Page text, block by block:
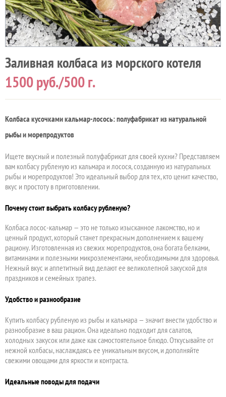
Заливная колбаса из морского котеля
1500руб./500 г.
Колбаса кусочками кальмар-лосось: полуфабрикат из натуральной
рыбы и морепродуктов
Ищете вкусный и полезный полуфабрикат для своей кухни? Представляем
вам колбасу рубленую из кальмара и лосося, созданную из натуральных
рыбы и морепродуктов! Это идеальный выбор для тех, кто ценит качество,
вкус и простоту в приготовлении.
Почему стоит выбрать колбасу рубленую?
Колбаса лосос-кальмар — это не только изысканное лакомство, но и
ценный продукт, который станет прекрасным дополнением к вашему
рациону. Изготовленная из свежих морепродуктов, она богата белками,
витаминами и полезными микроэлементами, необходимыми для здоровья.
Нежный вкус и аппетитный вид делают ее великолепной закуской для
праздников и семейных трапез.
Удобство и разнообразие
Купить колбасу рубленую из рыбы и кальмара — значит внести удобство и
разнообразие в ваш рацион. Она идеально подходит для салатов,
холодных закусок или даже как самостоятельное блюдо. Откусывайте от
нежной колбасы, наслаждаясь ее уникальным вкусом, и дополняйте
свежими овощами для яркости и контраста.
Идеальные поводы для подачи